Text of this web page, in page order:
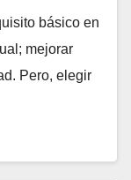
básico en
mejorar
Pero, elegir